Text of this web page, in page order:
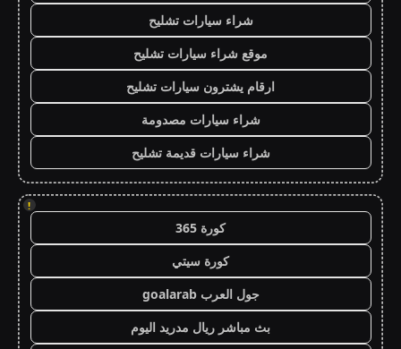
شراء سيارات تشليح
موقع شراء سيارات تشليح
ارقام يشترون سيارات تشليح
شراء سيارات مصدومة
شراء سيارات قديمة تشليح
!
كورة 365
كورة سيتي
جول العرب goalarab
بث مباشر ريال مدريد اليوم